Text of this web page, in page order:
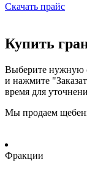
Скачать прайс
Купить
Выберите нужную
и нажмите
время для
Мы продаем
Фракции